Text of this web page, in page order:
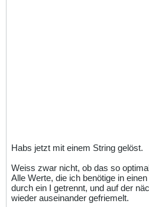
Habs jetzt mit einem String gelöst.
Weiss zwar nicht, ob das so
Alle Werte, die ich benötige in
durch ein I getrennt, und auf der
wieder auseinander gefriemelt.